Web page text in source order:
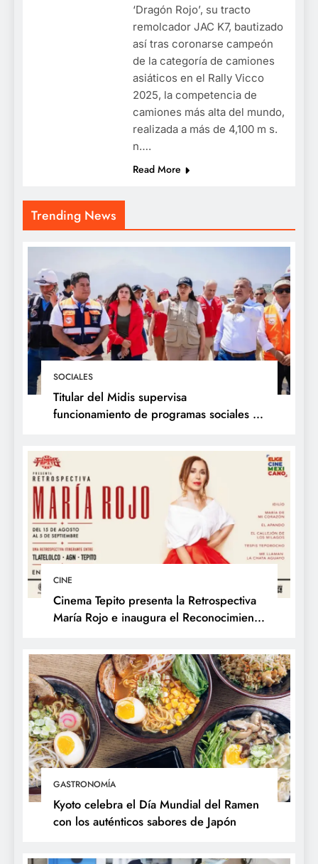
Trending News
SOCIALES
Titular del Midis supervisa
funcionamiento de programas sociales en
Fenómeno de El Niño
CINE
Cinema Tepito presenta la Retrospectiva
María Rojo e inaugura el Reconocimiento
Fílmica
GASTRONOMÍA
Kyoto celebra el Día Mundial del Ramen
con los auténticos sabores de Japón
‘Dragón Rojo’, su tracto
remolcador JAC K7, bautizado
así tras coronarse campeón
de la categoría de camiones
asiáticos en el Rally Vicco
2025, la competencia de
camiones más alta del mundo,
realizada a más de 4,100 m s.
n….
Read More